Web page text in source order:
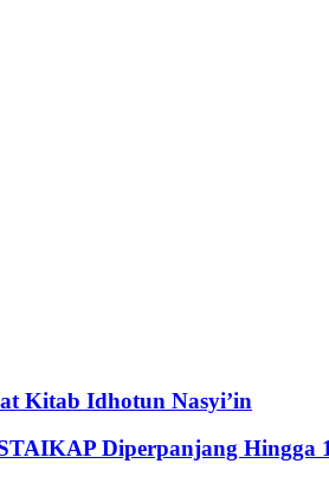
Kitab Idhotun Nasyi’in
Diperpanjang Hingga